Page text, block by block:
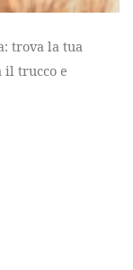
trova la tua
il trucco e